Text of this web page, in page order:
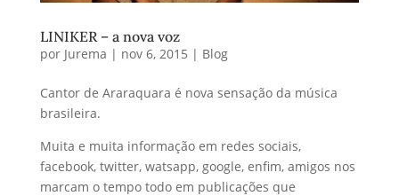
LINIKER – a nova voz
por Jurema | nov 6, 2015 | Blog
Cantor de Araraquara é nova sensação da música
brasileira.
Muita e muita informação em redes sociais,
facebook, twitter, watsapp, google, enfim, amigos nos
marcam o tempo todo em publicações que